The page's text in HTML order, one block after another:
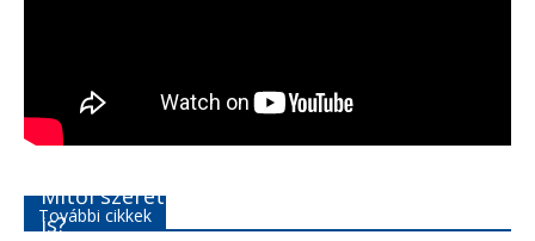
További cikkek
Mitől szerethető egy férfi még 25 év után
is?